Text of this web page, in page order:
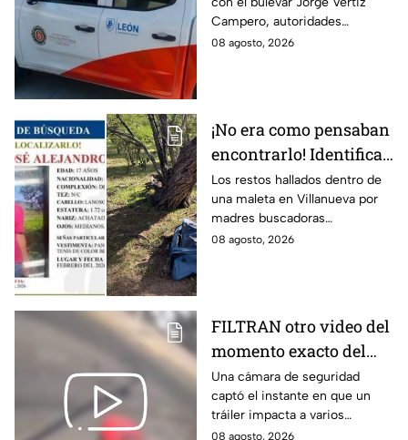
movilización de los
cuerpos de emergencia;
esto sabemos
Campero, autoridades
acordonaron la zona.
08 agosto, 2026
¡No era como pensaban
encontrarlo! Identifican
a menor de 17 años s1n
v1da dentro de una
maleta
Los restos hallados dentro de
una maleta en Villanueva por
madres buscadoras
pertenecen a un menor de 17
08 agosto, 2026
FILTRAN otro video del
momento exacto del
brut4l choque de un
tráiler en
Aguascalientes
Una cámara de seguridad
captó el instante en que un
tráiler impacta a varios
vehículos detenidos.
08 agosto, 2026